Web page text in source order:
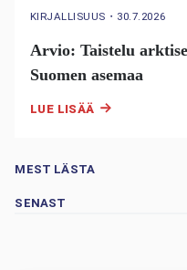
KIRJALLISUUS ・ 30.7.2026
Arvio: Taistelu
Suomen asemaa
LUE LISÄÄ
MEST LÄSTA
SENAST